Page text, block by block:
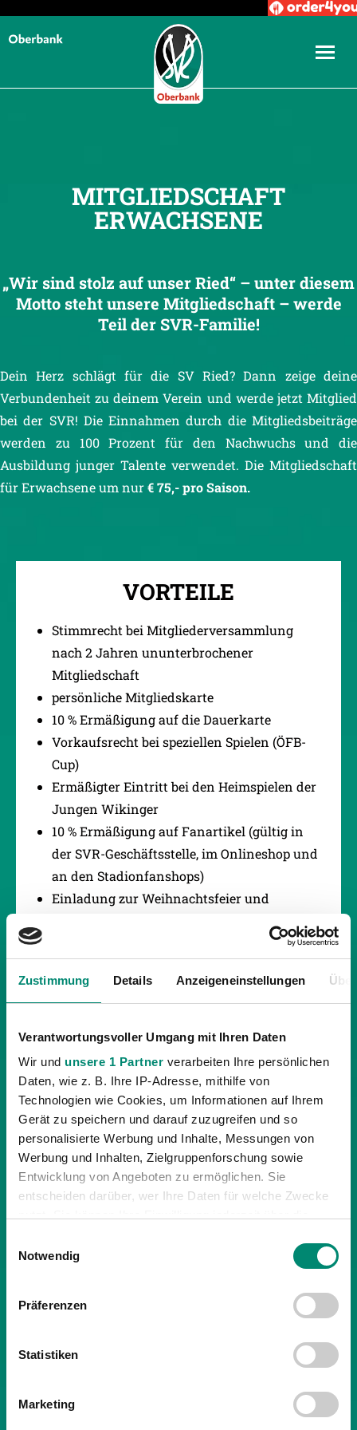
Zustimmung Details Anzeigeneinstellungen
Verantwortungsvoller Umgang mit Ihren Daten
Wir und unsere 1 Partner verarbeiten Ihre persönlichen
Daten, wie z. B. Ihre IP-Adresse, mithilfe von
Technologien wie Cookies, um Informationen auf Ihrem
Gerät zu speichern und darauf zuzugreifen und so
personalisierte Werbung und Inhalte, Messungen von
Werbung und Inhalten, Zielgruppenforschung sowie
Entwicklung von Angeboten zu ermöglichen. Sie
entscheiden darüber, wer Ihre Daten für welche Zwecke
Trigger Symbol ändern oder widerrufen
Erfahren Sie mehr darüber, wie Ihre persönlichen Daten
verarbeitet werden, und legen Sie Ihre Präferenzen im
Wir verwenden Cookies, um Inhalte und Anzeigen zu
zu können und die Zugriffe auf unsere Website zu
Notwendig
Präferenzen
Statistiken
Marketing
MITGLIEDSCHAFT
ERWACHSENE
„Wir sind stolz auf unser Ried“ – unter diesem
Motto steht unsere Mitgliedschaft – werde
Teil der SVR-Familie!
Dein Herz schlägt für die SV Ried? Dann zeige deine
Verbundenheit zu deinem Verein und werde jetzt Mitglied
bei der SVR! Die Einnahmen durch die Mitgliedsbeiträge
werden zu 100 Prozent für den Nachwuchs und die
Ausbildung junger Talente verwendet. Die Mitgliedschaft
für Erwachsene um nur€ 75,- pro Saison.
VORTEILE
Stimmrecht bei Mitgliederversammlung
nach 2 Jahren ununterbrochener
Mitgliedschaft
persönliche Mitgliedskarte
10 % Ermäßigung auf die Dauerkarte
Vorkaufsrecht bei speziellen Spielen (ÖFB-
Cup)
Ermäßigter Eintritt bei den Heimspielen der
Jungen Wikinger
10 % Ermäßigung auf Fanartikel (gültig in
der SVR-Geschäftsstelle, im Onlineshop und
an den Stadionfanshops)
Einladung zur Weihnachtsfeier und
15 % Ermäßigung im Freizeitbad Ried (beim
Einzeleintritte sowie die Saunajahreskarte)
PARTNER
SO WIRST DU MITGLIED